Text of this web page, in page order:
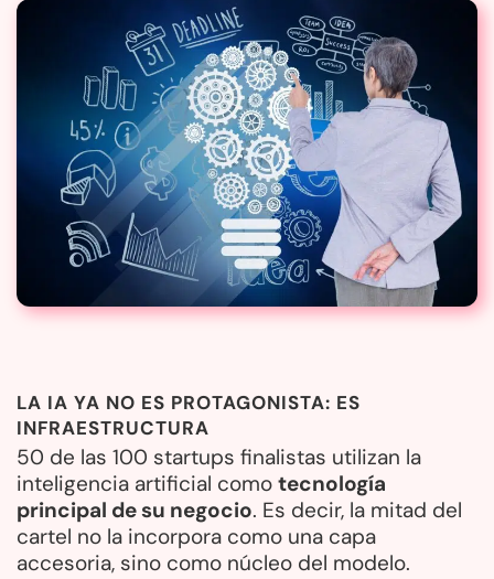
LA IA YA NO ES PROTAGONISTA: ES
INFRAESTRUCTURA
50 de las 100 startups finalistas utilizan la
inteligencia artificial como tecnología
principal de su negocio. Es decir, la mitad del
cartel no la incorpora como una capa
accesoria, sino como núcleo del modelo.